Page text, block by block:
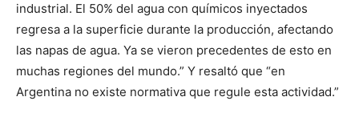
industrial. El 50% del agua con químicos inyectados
regresa a la superficie durante la producción, afectando
las napas de agua. Ya se vieron precedentes de esto en
muchas regiones del mundo.” Y resaltó que “en
Argentina no existe normativa que regule esta actividad.”